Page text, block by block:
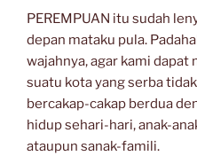
PEREMPUAN itu sudah
depan mataku pula.
wajahnya, agar kami dapat
suatu kota yang serba
bercakap-cakap berdua
hidup sehari-hari, anak-
ataupun sanak-famili.